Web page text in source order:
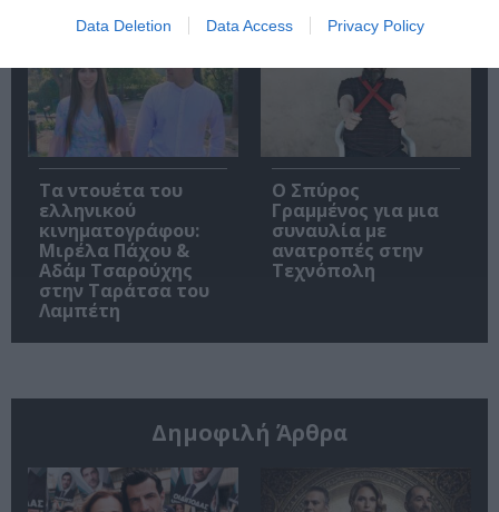
Data Deletion Data Access Privacy Policy
Τα ντουέτα του
ελληνικού
κινηματογράφου:
Μιρέλα Πάχου &
Αδάμ Τσαρούχης
στην Ταράτσα του
Λαμπέτη
Ο Σπύρος
Γραμμένος για μια
συναυλία με
ανατροπές στην
Τεχνόπολη
Δημοφιλή Άρθρα